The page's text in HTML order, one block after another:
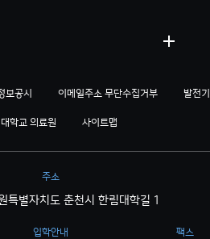
보공시 이메일주소 무단수집거부 발전
학교 의료원 사이트맵
주소
별자치도 춘천시 한림대학길 1
입학안내 팩스